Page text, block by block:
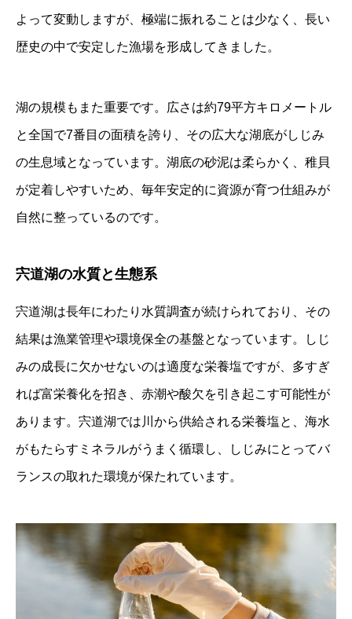
よって変動しますが、極端に振れることは少なく、長い
歴史の中で安定した漁場を形成してきました。
湖の規模もまた重要です。広さは約79平方キロメートル
と全国で7番目の面積を誇り、その広大な湖底がしじみ
の生息域となっています。湖底の砂泥は柔らかく、稚貝
が定着しやすいため、毎年安定的に資源が育つ仕組みが
自然に整っているのです。
宍道湖の水質と生態系
宍道湖は長年にわたり水質調査が続けられており、その
結果は漁業管理や環境保全の基盤となっています。しじ
みの成長に欠かせないのは適度な栄養塩ですが、多すぎ
れば富栄養化を招き、赤潮や酸欠を引き起こす可能性が
あります。宍道湖では川から供給される栄養塩と、海水
がもたらすミネラルがうまく循環し、しじみにとってバ
ランスの取れた環境が保たれています。